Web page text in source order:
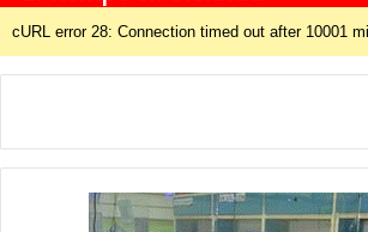
cURL error 28: Connection timed out after 10001